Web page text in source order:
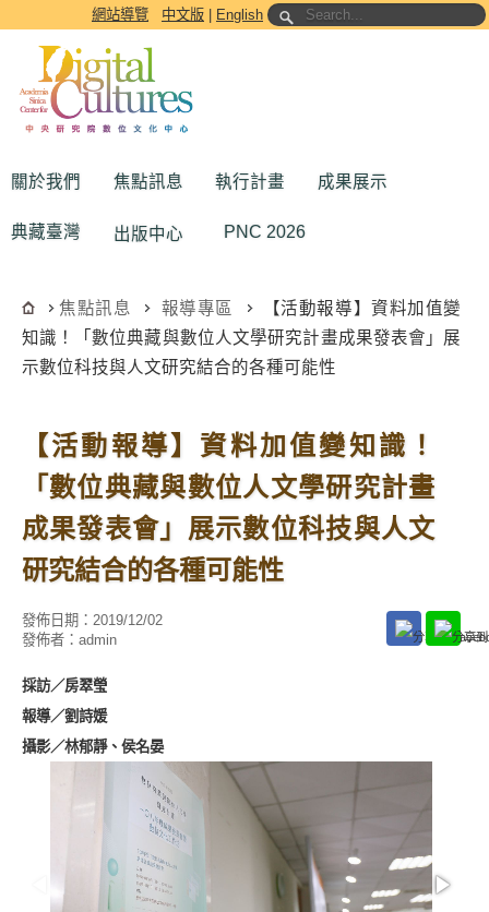
跳到主要內容區塊網站導覽 中文版 English
關於我們 焦點訊息 執行計畫 成果展示
典藏臺灣 出版中心 PNC 2026
焦點訊息 報導專區
【活動報導】資料加值變
知識！「數位典藏與數位人文學研究計畫成果發表會」展
示數位科技與人文研究結合的各種可能性
【活動報導】資料加值變知識！
「數位典藏與數位人文學研究計畫
成果發表會」展示數位科技與人文
研究結合的各種可能性
發佈日期： 2019/12/02
發佈者： admin
採訪／房翠瑩
報導／劉詩媛
攝影／林郁靜、侯名晏